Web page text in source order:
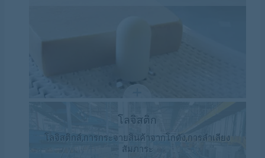
โลจิสติก
โลจิสติกส์,การกระจายสินค้าจากโกดัง,การลำเลียง
สัมภาระ